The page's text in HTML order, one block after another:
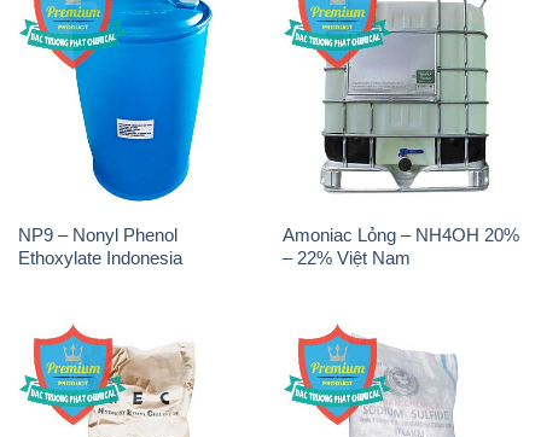
NP9 – Nonyl Phenol
Ethoxylate Indonesia
Amoniac Lỏng – NH4OH 20%
– 22% Việt Nam